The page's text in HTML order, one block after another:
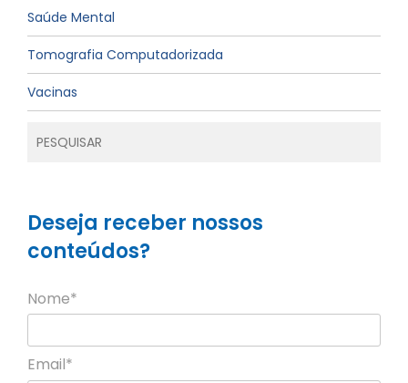
Saúde Mental
Tomografia Computadorizada
Vacinas
Deseja receber nossos
conteúdos?
Nome*
Email*